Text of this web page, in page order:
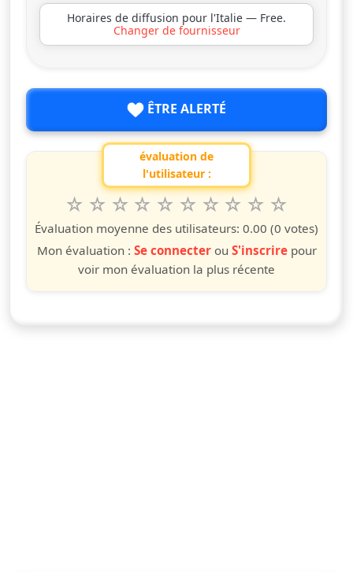
Horaires de diffusion pour l'Italie — Free.
Changer de fournisseur
ÊTRE ALERTÉ
évaluation de
l'utilisateur :
questo spettacolo da 1 a 10 étoiles
10
étoiles
9
étoiles
8
étoiles
7
étoiles
6
étoiles
5
étoiles
4
étoiles
3
étoiles
2
étoiles
étoile
Évaluation moyenne des utilisateurs: 0.00 (0 votes)
Mon évaluation : Se connecterou S'inscrirepour
voir mon évaluation la plus récente